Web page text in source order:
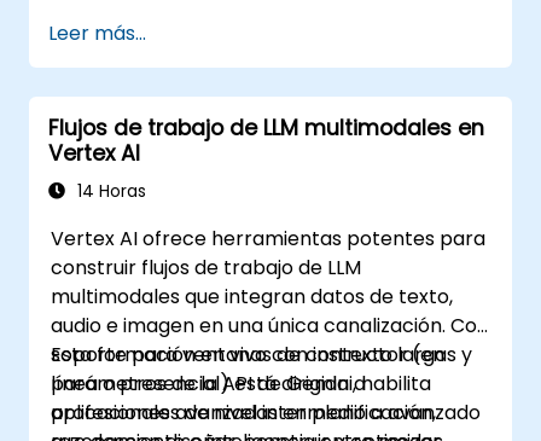
Aplicar técnicas de IA para analizar
imágenes médicas y registros
electrónicos de salud.
Desarrollar modelos predictivos para el
diagnóstico de enfermedades y
recomendaciones de tratamiento.
lenguaje natural (NLP) para la
transcripción médica y la interacción con
los pacientes.
Leer más...
Flujos de trabajo de LLM multimodales en
Vertex AI
14 Horas
Vertex AI ofrece herramientas potentes para
construir flujos de trabajo de LLM
multimodales que integran datos de texto,
audio e imagen en una única canalización. Con
soporte para ventanas de contexto largas y
parámetros de la API de Gemini, habilita
aplicaciones avanzadas en planificación,
Esta formación en vivo con instructor (en
línea o presencial) está dirigida a
profesionales de nivel intermedio a avanzado